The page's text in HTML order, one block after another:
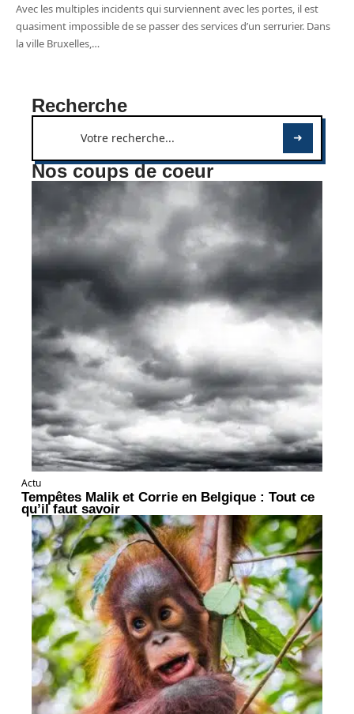
Avec les multiples incidents qui surviennent avec les portes, il est
quasiment impossible de se passer des services d’un serrurier. Dans
la ville Bruxelles,…
Recherche
Nos coups de coeur
Actu
Tempêtes Malik et Corrie en Belgique : Tout ce
qu’il faut savoir